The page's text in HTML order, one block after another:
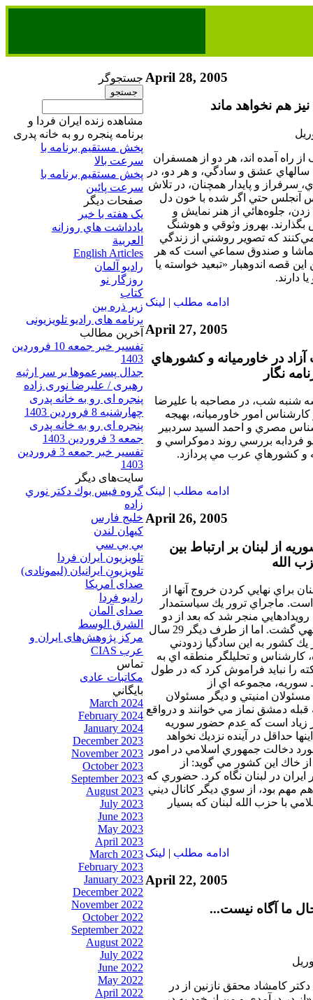
جستجوگر
مشاهده زنده ایران فردا و
برنامه پنجره رو به خانه پدری
پخش مستقیم برنامه‌ ​با
سرعت بالا
پخش مستقیم برنامه‌ ​با
سرعت پائین​
صفحات ديگر
يک هفته با خبر
يادداشت هاي روزانه
العربية
English Articles
راديو آلمان
روزگار نو
کتاب
زير ذره بين
برنامه های رادیو تلویزیونی
آخرين مطالب
تفسیر خبر جمعه 10 فروردین
1403
جدال پسرعموها بر سر ارثیه
رهبری / علیرضا نوری زاده
پنجره ای رو به خانه پدری
چهارشنبه 8 فروردین 1403
پنجره ای رو به خانه پدری
جمعه 3 فروردین 1403
تفسیر خبر جمعه 3 فروردین
1403
سایت‌های ديگر
گروه فيس بوك دكتر نوري
زاده
خلیج فارس
کيهان لندن
بي بي سي
تلویزیون ایران فردا
تلويزيون ايرانيان (ليمونادی)
صدای آمريکا
راديو فردا
صدای آلمان
الشرق الوسط
مرکز پژوهش‌های ايران و
عرب CIAS
تماس
مکاتبات عادی
بايگاني
March 2024
February 2024
January 2024
December 2023
November 2023
October 2023
September 2023
August 2023
July 2023
June 2023
May 2023
April 2023
March 2023
February 2023
January 2023
December 2022
November 2022
October 2022
September 2022
August 2022
July 2022
June 2022
May 2022
April 2022
April 28, 2005
هم نخواهد ماند
راه آمده‌ اند، هر دو از همسفران
سالهاي عشق و سادگي، و هر دو، در
سرفراز و پايدار همچنان، در تلاش
آنجلس حتي اگر شده با خون دل
جلوه‌هائي از هنر نمايش و
بگذارند. بهروز وثوقي و هوشنگ
كه تصوير روشني از زندگي
و صندوق سماعي است كه هر
اين قصه اندوهبار «تبعيد خواسته يا
دارند.
ادامه مطلب | لينک
April 27, 2005
در خاورميانه و كشورهاي
نگار
سه شنبه شب، در مصاحبه با عليرضا
امور خاورميانه، بهيجه
مصري و احمد السيد سردبير
فردابه بررسي روند دموكراسي و
و كشورهاي عرب مي پردازد.
ادامه مطلب | لينک
April 26, 2005
از لبنان بر ارتباط بين
الله
براي نهايي كردن خروج آنها از
ماجراي ترور يك سياستمدار
منجر شد كه بعد از دو
ماه به اين روز تاريخي منتهي گشت. اما از طرف ديگر 29 سال
كشور به اين سادگيا زدودني
كارشناس و تحليلگر منطقه اي به
را نبايد فراموش كرد كه در طول
سوريه، مجموعه اي از
امنيتي و ديگر مسئولان
قبله دمشق نماز مي خوانند و درواقع
زياد است كه عدم حضور سوريه
حداقل در آينده نزديك نخواهد
دخالت جمهوري اسلامي در امور
خاك اين كشور مي گويد: از
در لبنان نگاه كرد. حضوري كه
مهم بود، از سوي ديگر كانال ديني
با حزب الله لبنان كه بسيار
ادامه مطلب لينک
April 22, 2005
ما آگاه نيست...
كامشاد محقق نازنين از در